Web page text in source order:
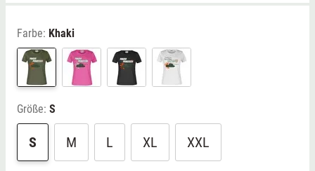
Farbe: Khaki
Größe: S
S M L XL XXL